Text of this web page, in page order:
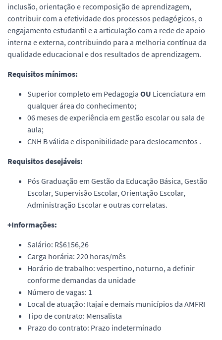
inclusão, orientação e recomposição de aprendizagem,
contribuir com a efetividade dos processos pedagógicos, o
engajamento estudantil e a articulação com a rede de apoio
interna e externa, contribuindo para a melhoria contínua da
qualidade educacional e dos resultados de aprendizagem.
Requisitos mínimos:
Superior completo em Pedagogia OU Licenciatura em
qualquer área do conhecimento;
06 meses de experiência em gestão escolar ou sala de
aula;
CNH B válida e disponibilidade para deslocamentos .
Requisitos desejáveis:
Pós Graduação em Gestão da Educação Básica, Gestão
Escolar, Supervisão Escolar, Orientação Escolar,
Administração Escolar e outras correlatas.
+Informações:
Salário: R$6156,26
Carga horária: 220 horas/mês
Horário de trabalho: vespertino, noturno, a definir
conforme demandas da unidade
Número de vagas: 1
Local de atuação: Itajaí e demais municípios da AMFRI
Tipo de contrato: Mensalista
Prazo do contrato: Prazo indeterminado